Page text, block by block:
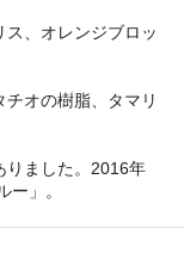
、オレンジブロッ
オの樹脂、タマリ
りました。2016年
」。